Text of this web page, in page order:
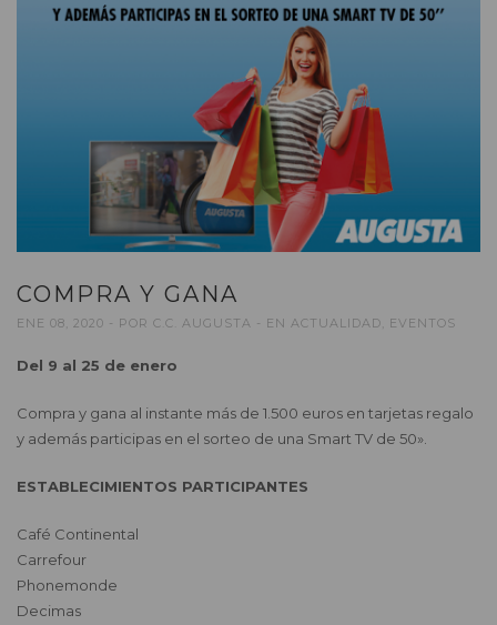
COMPRA Y GANA
ENE 08, 2020 POR C.C. AUGUSTA EN ACTUALIDAD EVENTOS
Del 9 al 25 de enero
Compra y gana al instante más de 1.500 euros en tarjetas regalo
y además participas en el sorteo de una Smart TV de 50».
ESTABLECIMIENTOS PARTICIPANTES
Café Continental
Carrefour
Phonemonde
Decimas